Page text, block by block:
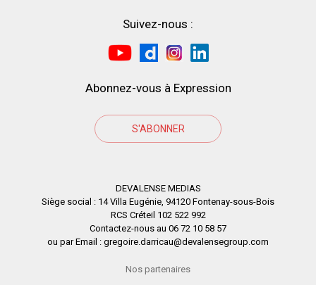
Suivez-nous :
Abonnez-vous à Expression
S'ABONNER
DEVALENSE MEDIAS
Siège social : 14 Villa Eugénie, 94120 Fontenay-sous-Bois
RCS Créteil 102 522 992
Contactez-nous au 06 72 10 58 57
ou par Email : gregoire.darricau@devalensegroup.com
Nos partenaires